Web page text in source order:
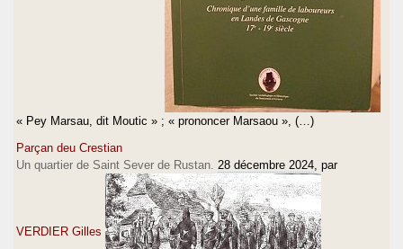
« Pey Marsau, dit Moutic » ; « prononcer Marsaou », (…)
Parçan deu Crestian
Un quartier de Saint Sever de Rustan. 28 décembre 2024 , par
VERDIER Gilles